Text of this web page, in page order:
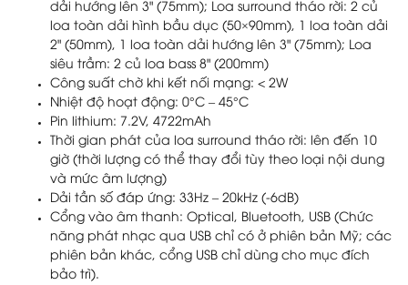
dải hướng lên 3" (75mm); Loa surround tháo rời: 2 củ
loa toàn dải hình bầu dục (50×90mm), 1 loa toàn dải
2" (50mm), 1 loa toàn dải hướng lên 3" (75mm); Loa
siêu trầm: 2 củ loa bass 8" (200mm)
Công suất chờ khi kết nối mạng: < 2W
Nhiệt độ hoạt động: 0°C – 45°C
Pin lithium: 7.2V, 4722mAh
Thời gian phát của loa surround tháo rời: lên đến 10
giờ (thời lượng có thể thay đổi tùy theo loại nội dung
và mức âm lượng)
Dải tần số đáp ứng: 33Hz – 20kHz (-6dB)
Cổng vào âm thanh: Optical, Bluetooth, USB (Chức
năng phát nhạc qua USB chỉ có ở phiên bản Mỹ; các
phiên bản khác, cổng USB chỉ dùng cho mục đích
bảo trì).